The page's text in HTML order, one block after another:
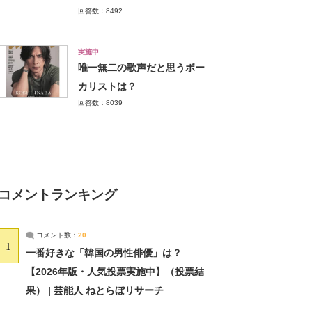
回答数：8492
実施中
唯一無二の歌声だと思うボー
カリストは？
回答数：8039
コメントランキング
1
コメント数： 20
一番好きな「韓国の男性俳優」は？
【2026年版・人気投票実施中】（投票結
果） | 芸能人 ねとらぼリサーチ